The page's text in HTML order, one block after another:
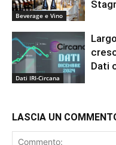
Beverage e Vino
Dati IRI-Circana
Dati
LASCIA UN